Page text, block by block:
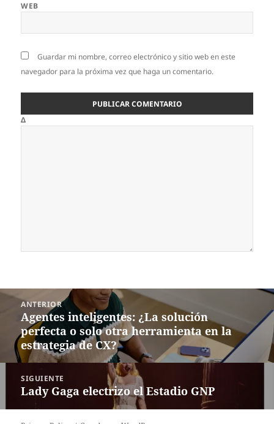
WEB
Guardar mi nombre, correo electrónico y sitio web en este
navegador para la próxima vez que haga un comentario.
Δ
Navegación
entradas
ANTERIOR
Entrada
anterior:
Agentes inteligentes: ¿La solución
perfecta o solo otra herramienta en la
estrategia de CX?
SIGUIENTE
Siguiente
entrada:
Lady Gaga electrizo el Estadio GNP